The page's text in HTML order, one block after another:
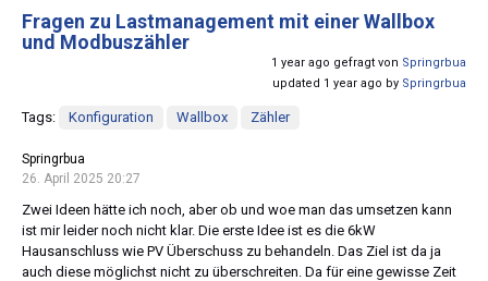
Fragen zu Lastmanagement mit einer Wallbox
und Modbuszähler
1 year ago gefragt von Springrbua
updated 1 year ago by Springrbua
Tags: Konfiguration Wallbox Zähler
Springrbua
26. April 2025 20:27
Zwei Ideen hätte ich noch, aber ob und woe man das umsetzen kann
ist mir leider noch nicht klar. Die erste Idee ist es die 6kW
Hausanschluss wie PV Überschuss zu behandeln. Das Ziel ist da ja
auch diese möglichst nicht zu überschreiten. Da für eine gewisse Zeit